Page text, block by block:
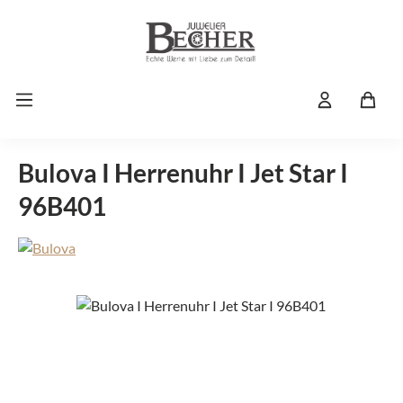
Zum Hauptinhalt springen
Bulova I Herrenuhr I Jet Star I
96B401
Bildergalerie überspringen